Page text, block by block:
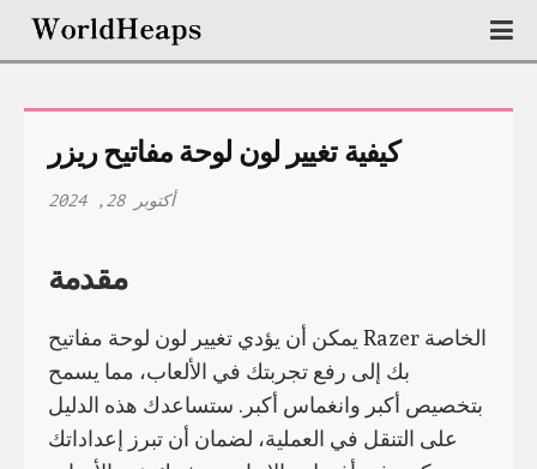
كيفية تغيير لون لوحة مفاتيح ريزر
أكتوبر 28, 2024
مقدمة
يمكن أن يؤدي تغيير لون لوحة مفاتيح Razer الخاصة
بك إلى رفع تجربتك في الألعاب، مما يسمح
بتخصيص أكبر وانغماس أكبر. ستساعدك هذه الدليل
على التنقل في العملية، لضمان أن تبرز إعداداتك